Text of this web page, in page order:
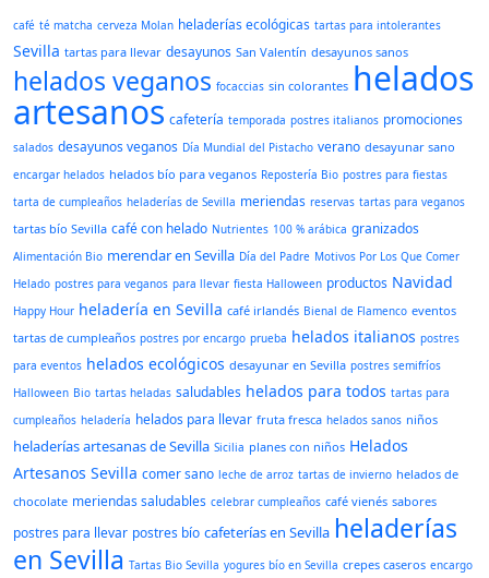
café té matcha cerveza Molan heladerías ecológicas tartas para intolerantes
Sevilla tartas para llevar desayunos San Valentín desayunos sanos
helados veganos focaccias sin colorantes helados
artesanos cafetería temporada postres italianos promociones
salados desayunos veganos Día Mundial del Pistacho verano desayunar sano
encargar helados helados bío para veganos Repostería Bio postres para fiestas
tarta de cumpleaños heladerías de Sevilla meriendas reservas tartas para veganos
tartas bío Sevilla café con helado Nutrientes 100 % arábica granizados
Alimentación Bio merendar en Sevilla Día del Padre Motivos Por Los Que Comer
Helado postres para veganos para llevar fiesta Halloween productos Navidad
Happy Hour heladería en Sevilla café irlandés Bienal de Flamenco eventos
tartas de cumpleaños postres por encargo prueba helados italianos postres
para eventos helados ecológicos desayunar en Sevilla postres semifríos
Halloween Bio tartas heladas saludables helados para todos tartas para
cumpleaños heladería helados para llevar fruta fresca helados sanos niños
heladerías artesanas de Sevilla Sicilia planes con niños Helados
Artesanos Sevilla comer sano leche de arroz tartas de invierno helados de
chocolate meriendas saludables celebrar cumpleaños café vienés sabores
postres para llevar postres bío cafeterías en Sevilla heladerías
en Sevilla Tartas Bio Sevilla yogures bío en Sevilla crepes caseros encargo